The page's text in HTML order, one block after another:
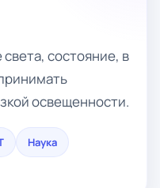
состояние, в
освещенности.
Наука